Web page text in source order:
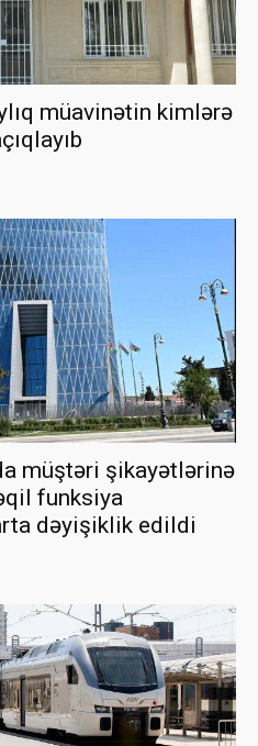
müavinətin kimlərə
müştəri şikayətlərinə
funksiya
dəyişiklik edildi